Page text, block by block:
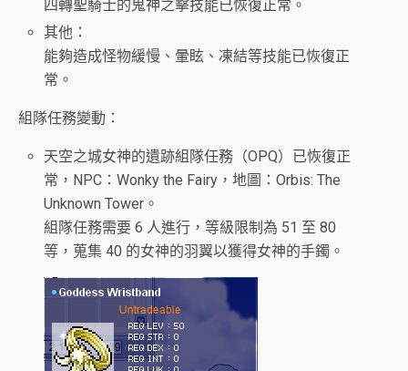
四轉聖騎士的鬼神之擊技能已恢復正常。
其他：
能夠造成怪物緩慢、暈眩、凍結等技能已恢復正
常。
組隊任務變動：
天空之城女神的遺跡組隊任務（OPQ）已恢復正
常，NPC：Wonky the Fairy，地圖：Orbis: The
Unknown Tower。
組隊任務需要 6 人進行，等級限制為 51 至 80
等，蒐集 40 的女神的羽翼以獲得女神的手鐲。